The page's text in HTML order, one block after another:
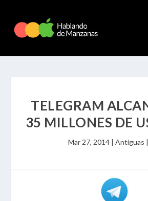
TELEGRAM
35 MILLONES DE
Mar 27, 2014| Antiguas |